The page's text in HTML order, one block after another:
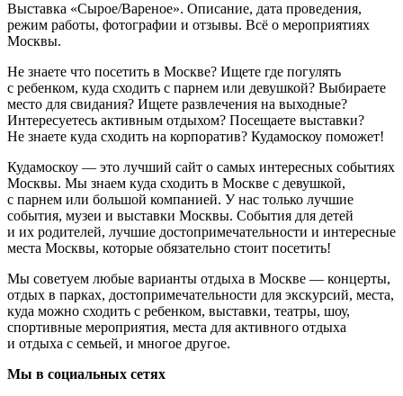
Выставка «Сырое/Вареное». Описание, дата проведения,
режим работы, фотографии и отзывы. Всё о мероприятиях
Москвы.
Не знаете что посетить в Москве? Ищете где погулять
с ребенком, куда сходить с парнем или девушкой? Выбираете
место для свидания? Ищете развлечения на выходные?
Интересуетесь активным отдыхом? Посещаете выставки?
Не знаете куда сходить на корпоратив? Кудамоскоу поможет!
Кудамоскоу — это лучший сайт о самых интересных событиях
Москвы. Мы знаем куда сходить в Москве с девушкой,
с парнем или большой компанией. У нас только лучшие
события, музеи и выставки Москвы. События для детей
и их родителей, лучшие достопримечательности и интересные
места Москвы, которые обязательно стоит посетить!
Мы советуем любые варианты отдыха в Москве — концерты,
отдых в парках, достопримечательности для экскурсий, места,
куда можно сходить с ребенком, выставки, театры, шоу,
спортивные мероприятия, места для активного отдыха
и отдыха с семьей, и многое другое.
Мы в социальных сетях